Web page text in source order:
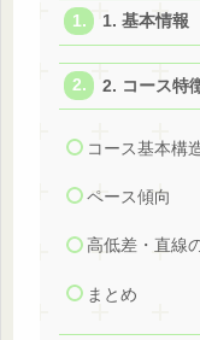
1. 基本情報
2. コース特
コース基本構
ペース傾向
高低差・直線
まとめ